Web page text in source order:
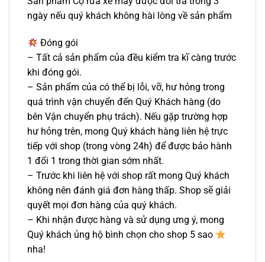
ngày nếu quý khách không hài lòng về sản phẩm
Đóng gói
– Tất cả sản phẩm của đều kiểm tra kĩ càng trước
khi đóng gói.
– Sản phẩm của có thể bị lỗi, vỡ, hư hỏng trong
quá trình vận chuyển đến Quý Khách hàng (do
bên Vận chuyển phụ trách). Nếu gặp trường hợp
hư hỏng trên, mong Quý khách hàng liên hệ trực
tiếp với shop (trong vòng 24h) để được bảo hành
1 đổi 1 trong thời gian sớm nhất.
– Trước khi liên hệ với shop rất mong Quý khách
không nên đánh giá đơn hàng thấp. Shop sẽ giải
quyết mọi đơn hàng của quý khách.
– Khi nhận được hàng và sử dụng ưng ý, mong
Quý khách ủng hộ bình chọn cho shop 5 sao
nha!